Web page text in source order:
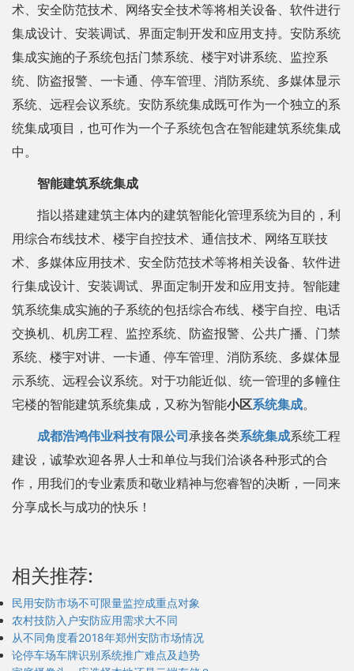
术、安全防范技术、网络安全技术等将相关设备、软件进行
集成设计、安装调试、界面定制开发和应用支持。安防系统
集成实施的子系统包括门禁系统、楼宇对讲系统、监控系
统、防盗报警、一卡通、停车管理、消防系统、多媒体显示
系统、远程会议系统。安防系统集成既可作为一个独立的系
统集成项目，也可作为一个子系统包含在智能建筑系统集成
中。
智能建筑系统集成
指以搭建建筑主体内的建筑智能化管理系统为目的，利
用综合布线技术、楼宇自控技术、通信技术、网络互联技
术、多媒体应用技术、安全防范技术等将相关设备、软件进
行集成设计、安装调试、界面定制开发和应用支持。智能建
筑系统集成实施的子系统的包括综合布线、楼宇自控、电话
交换机、机房工程、监控系统、防盗报警、公共广播、门禁
系统、楼宇对讲、一卡通、停车管理、消防系统、多媒体显
示系统、远程会议系统。对于功能近似、统一管理的多幢住
宅楼的智能建筑系统集成，又称为智能小区系统集成。
成都浩鸿伟业科技有限公司 承接各类系统集成系统工程
建设，诚挚欢迎各界人士和单位与我们洽谈各种形式的合
作，用我们的专业素质和敬业精神与您睿智的决断，一同来
分享成长与成功的快乐！
相关推荐:
民用安防市场不可限量监控成重点对象
农村技防入户安防应用需求大不同
从不同角度看2018年郑州安防市场情况
论停车场车牌识别系统推广难点及趋势